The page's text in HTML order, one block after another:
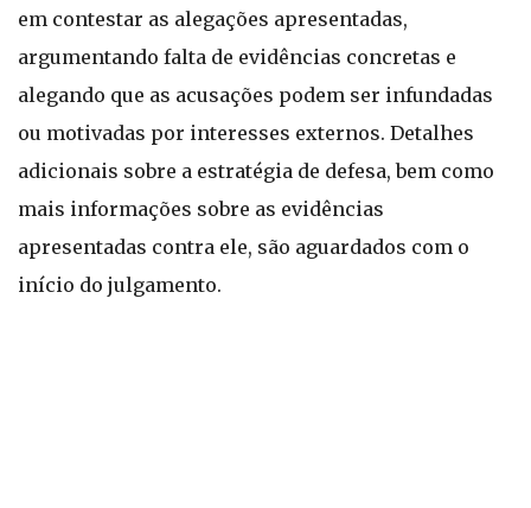
em contestar as alegações apresentadas,
argumentando falta de evidências concretas e
alegando que as acusações podem ser infundadas
ou motivadas por interesses externos. Detalhes
adicionais sobre a estratégia de defesa, bem como
mais informações sobre as evidências
apresentadas contra ele, são aguardados com o
início do julgamento.